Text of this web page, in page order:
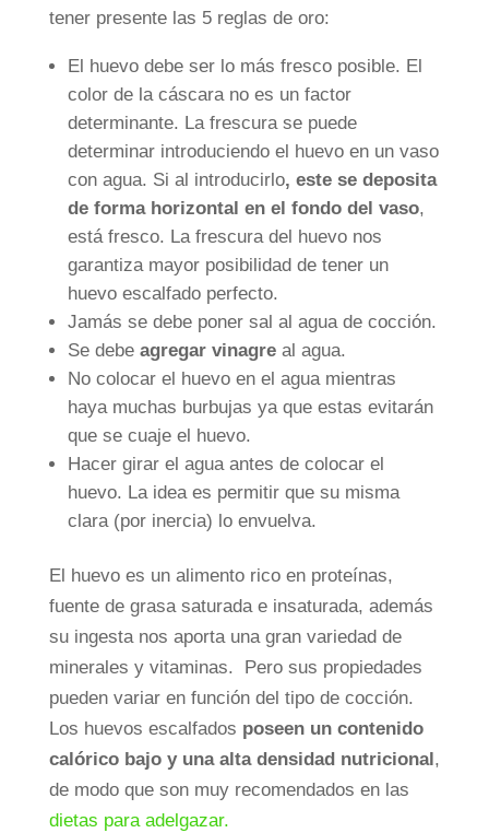
tener presente las 5 reglas de oro:
El huevo debe ser lo más fresco posible. El
color de la cáscara no es un factor
determinante. La frescura se puede
determinar introduciendo el huevo en un vaso
con agua. Si al introducirlo, este se deposita
de forma horizontal en el fondo del vaso,
está fresco. La frescura del huevo nos
garantiza mayor posibilidad de tener un
huevo escalfado perfecto.
Jamás se debe poner sal al agua de cocción.
Se debe agregar vinagreal agua.
No colocar el huevo en el agua mientras
haya muchas burbujas ya que estas evitarán
que se cuaje el huevo.
Hacer girar el agua antes de colocar el
huevo. La idea es permitir que su misma
clara (por inercia) lo envuelva.
El huevo es un alimento rico en proteínas,
fuente de grasa saturada e insaturada, además
su ingesta nos aporta una gran variedad de
minerales y vitaminas. Pero sus propiedades
pueden variar en función del tipo de cocción.
Los huevos escalfados poseen un contenido
calórico bajo y una alta densidad nutricional ,
de modo que son muy recomendados en las
dietas para adelgazar.